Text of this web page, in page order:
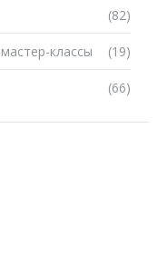
(82)
(19)
классы
(66)